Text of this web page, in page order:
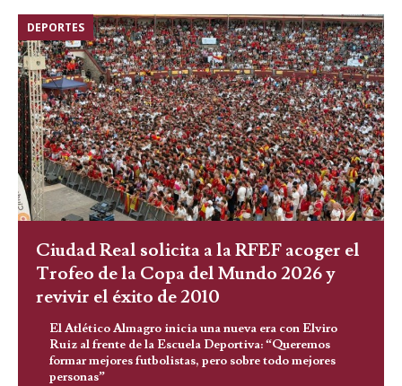
DEPORTES
Ciudad Real solicita a la RFEF acoger el
Trofeo de la Copa del Mundo 2026 y
revivir el éxito de 2010
El Atlético Almagro inicia una nueva era con Elviro
Ruiz al frente de la Escuela Deportiva: “Queremos
formar mejores futbolistas, pero sobre todo mejores
personas”